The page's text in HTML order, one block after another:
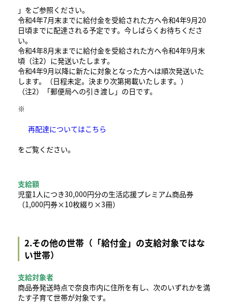
」をご参照ください。
令和4年7月末までに給付金を受給された方へ令和4年9月20
日頃までに配達される予定です。今しばらくお待ちくださ
い。
令和4年8月末までに給付金を受給された方へ令和4年9月末
頃（注2）に発送いたします。
令和4年9月以降に新たに対象となった方へは順次発送いた
します。（日程未定。決まり次第掲載いたします。）
（注2）「郵便局への引き渡し」の日です。
※
再配達についてはこちら
をご覧ください。
支給額
児童1人につき30,000円分の生活応援プレミアム商品券
（1,000円券×10枚綴り×3冊）
2.その他の世帯（「給付金」の支給対象ではな
い世帯）
支給対象者
商品券発送時点で奈良市内に住所を有し、次のいずれかを満
たす子育て世帯が対象です。